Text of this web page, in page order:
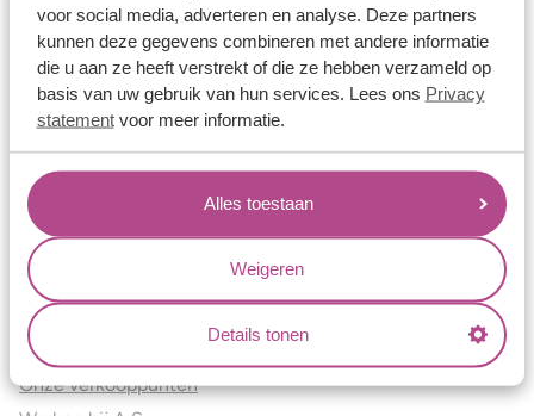
voor social media, adverteren en analyse. Deze partners
kunnen deze gegevens combineren met andere informatie
die u aan ze heeft verstrekt of die ze hebben verzameld op
basis van uw gebruik van hun services. Lees ons Privacy
statementvoor meer informatie.
Alles toestaan
Weigeren
Details tonen
Aller Spanninga
Historie
Certificaten
Blogs
Jouw voordelen
Conflictvrije Materialen
Oneindig veel mogelijkheden
Kwaliteit
Juweliers & Contact
Onze verkooppunten